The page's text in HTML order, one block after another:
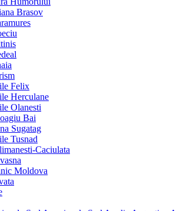
Brasov
Felix
Herculane
Olanesti
Bai
Sugatag
Tusnad
Caciulata
Moldova